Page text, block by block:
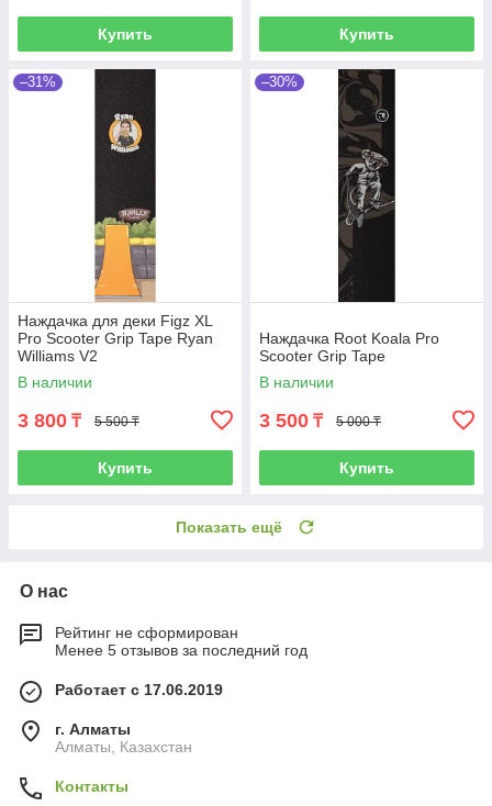
Купить Купить
–31%
Наждачка для деки Figz XL
Pro Scooter Grip Tape Ryan
Williams V2
В наличии
3 800 ₸ 5 500 ₸
Купить
–30%
Наждачка Root Koala Pro
Scooter Grip Tape
В наличии
3 500 ₸ 5 000 ₸
Купить
Показать ещё
О нас
Рейтинг не сформирован
Менее 5 отзывов за последний год
Работает с 17.06.2019
г. Алматы
Алматы, Казахстан
Контакты